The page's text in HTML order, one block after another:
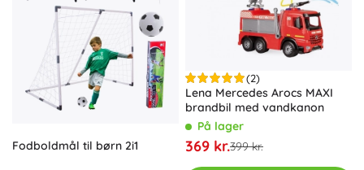
Fodboldmål til børn 2i1
(2)
Lena Mercedes Arocs MAXI
brandbil med vandkanon
På lager
369 kr.399 kr.